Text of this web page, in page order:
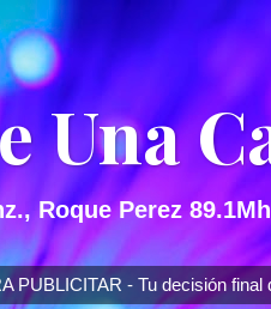
Una
Roque Perez
PUBLICITAR - Tu decisión